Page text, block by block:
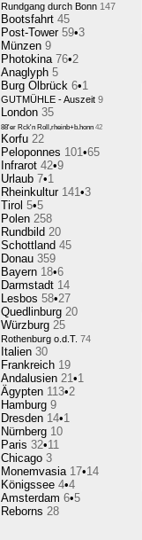
Rundgang durch Bonn 147
Bootsfahrt 45
Post-Tower 59•3
Münzen 9
Photokina 76•2
Anaglyph 5
Burg Olbrück 6•1
GUTMÜHLE - Auszeit 9
London 35
88'er Rck'n Roll,rheinb+b.honn 42
Korfu 22
Peloponnes 101•65
Infrarot 42•9
Urlaub 7•1
Rheinkultur 141•3
Tirol 5•5
Polen 258
Rundbild 20
Schottland 45
Donau 359
Bayern 18•6
Darmstadt 14
Lesbos 58•27
Quedlinburg 20
Würzburg 25
Rothenburg o.d.T. 74
Italien 30
Frankreich 19
Andalusien 21•1
Ägypten 113•2
Hamburg 9
Dresden 14•1
Nürnberg 10
Paris 32•11
Chicago 3
Monemvasia 17•14
Königssee 4•4
Amsterdam 6•5
Reborns 28